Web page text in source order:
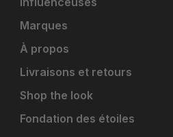
Marques
À propos
Livraisons et retours
Shop the look
Fondation des étoiles